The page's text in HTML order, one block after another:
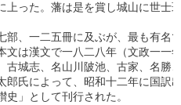
った。藩は是を賞し城山に世士
一二五冊に及ぶが、最も有名で
は漢文で一八二八年（文政一一
城志、名山川陂池、古家、名勝
氏によって、昭和十二年に国訳
」として刊行された。